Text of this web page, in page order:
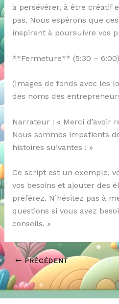
à persévérer, à être créatif
pas. Nous espérons que
inspirent à poursuivre vos
**Fermeture** (5:30 – 6:00)
(Images de fonds avec les
des noms des
Narrateur : « Merci d’avoir
Nous sommes impatients
histoires suivantes ! »
Ce script est un exemple,
vos besoins et ajouter des
préférez. N’hésitez pas à
questions si vous avez
conseils. »
PRÉCÉDENT